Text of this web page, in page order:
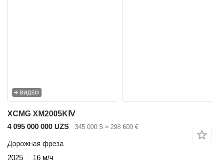
ВИДЕО
XCMG XM2005KⅣ
4 095 000 000 UZS
345 000 $ ≈ 298 600 €
Дорожная фреза
2025
16 м/ч